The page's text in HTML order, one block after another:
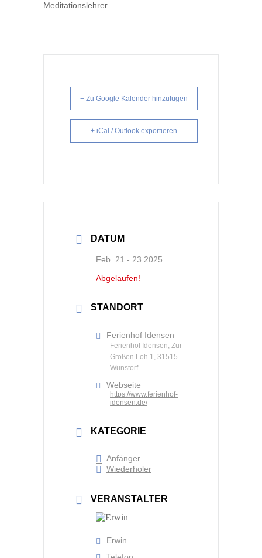
Meditationslehrer
+ Zu Google Kalender hinzufügen
+ iCal / Outlook exportieren
DATUM
Feb. 21 - 23 2025
Abgelaufen!
STANDORT
Ferienhof Idensen
Ferienhof Idensen, Zur
Großen Loh 1, 31515
Wunstorf
Webseite
https://www.ferienhof-
idensen.de/
KATEGORIE
Anfänger
Wiederholer
VERANSTALTER
Erwin